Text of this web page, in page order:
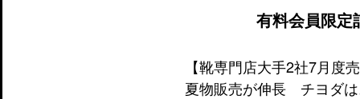
有料会員限定
【靴専門店大手2社7月度
夏物販売が伸長 チヨダ